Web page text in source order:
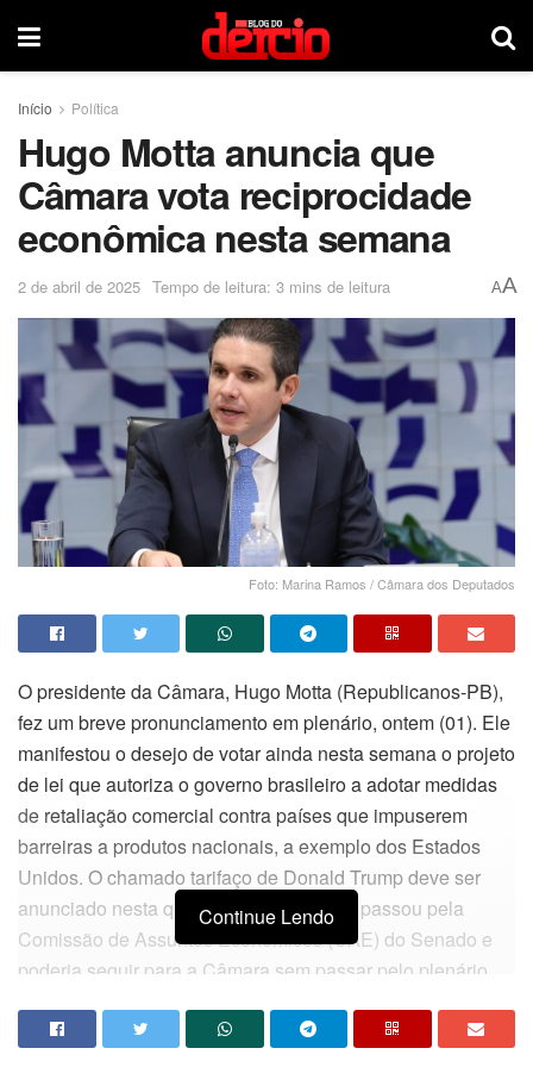
Início Política
Hugo Motta anuncia que
Câmara vota reciprocidade
econômica nesta semana
2 de abril de 2025 Tempo de leitura: 3 mins de leitura AA
Foto: Marina Ramos / Câmara dos Deputados
O presidente da Câmara, Hugo Motta (Republicanos-PB),
fez um breve pronunciamento em plenário, ontem (01). Ele
manifestou o desejo de votar ainda nesta semana o projeto
de lei que autoriza o governo brasileiro a adotar medidas
de retaliação comercial contra países que impuserem
barreiras a produtos nacionais, a exemplo dos Estados
Unidos. O chamado tarifaço de Donald Trump deve ser
anunciado nesta quarta-feira (2). O texto passou pela
Comissão de Assuntos Econômicos (CAE) do Senado e
poderia seguir para a Câmara sem passar pelo plenário.
plenário ainda hoje para acelerar a votação.
Continue Lendo